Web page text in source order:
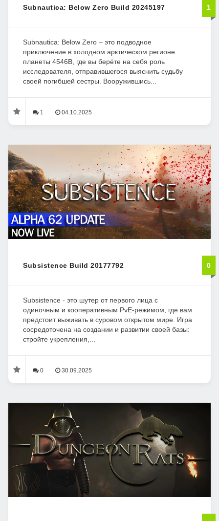
Subnautica: Below Zero Build 20245197 1
Subnautica: Below Zero – это подводное
приключение в холодном арктическом регионе
планеты 4546B, где вы берёте на себя роль
исследователя, отправившегося выяснить судьбу
своей погибшей сестры. Вооружившись...
1 04.10.2025
Subsistence Build 20177792 0
Subsistence - это шутер от первого лица с
одиночным и кооперативным PvE-режимом, где вам
предстоит выживать в суровом открытом мире. Игра
сосредоточена на создании и развитии своей базы:
стройте укрепления,...
0 30.09.2025